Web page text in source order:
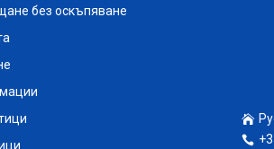
без оскъпяване